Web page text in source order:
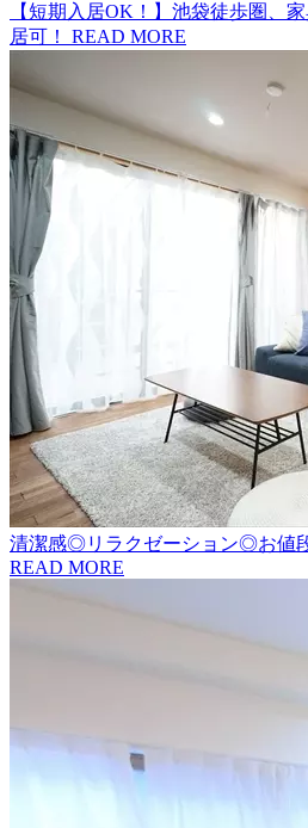
【短期入居OK！】池袋徒歩圏、
居可！
READ MORE
清潔感◎リラクゼーション◎お値
READ MORE